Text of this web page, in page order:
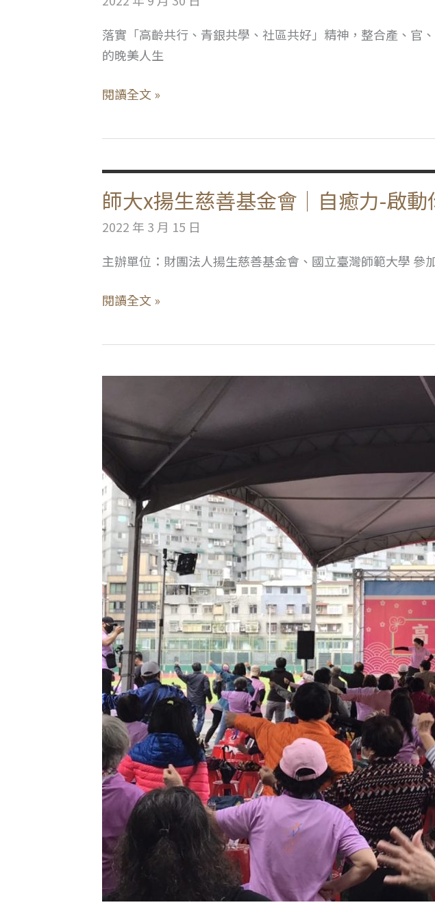
｜
落實「高齡共行、青銀共學、社區共好」精神，整合產、官
的晚美人生
群
搖
高
齡
想
市
閱讀全文 »
師大x揚生慈善基金會｜自癒力-啟
2022 年 3 月 15 日
主辦單位：財團法人揚生慈善基金會、國立臺灣師範大學
師
x
生
基
金
會
｜
自
癒
力-
啟
動
你
夢
想
生
活
的
即
戰
力
閱讀全文 »